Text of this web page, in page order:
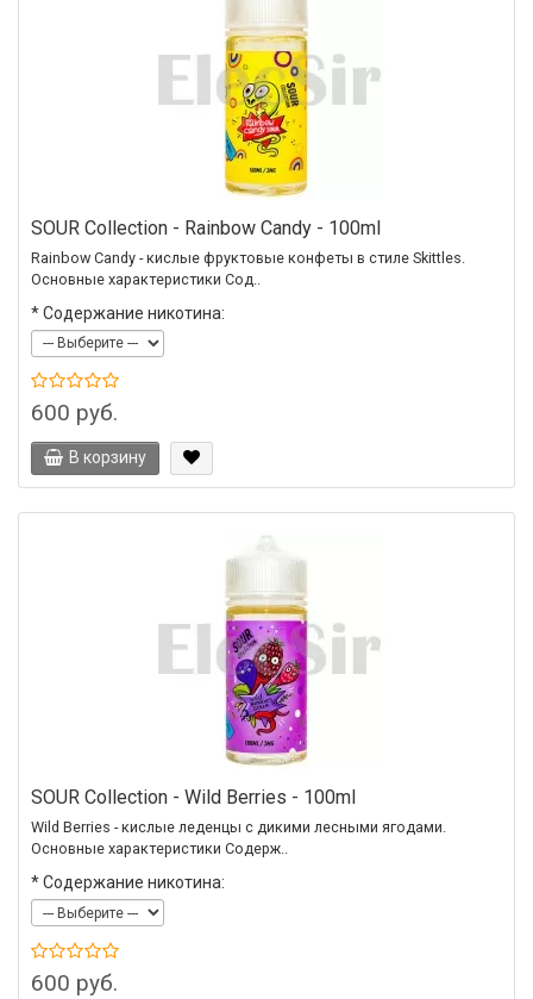
SOUR Collection - Rainbow Candy - 100ml
Rainbow Candy - кислые фруктовые конфеты в стиле Skittles.
Основные характеристики Сод..
*Содержание никотина:
600 руб.
В корзину
SOUR Collection - Wild Berries - 100ml
Wild Berries - кислые леденцы с дикими лесными ягодами.
Основные характеристики Содерж..
*Содержание никотина:
600 руб.